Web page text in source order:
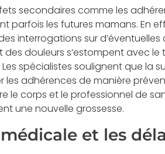
secondaires comme les
parfois les futures mamans. En
interrogations sur
des douleurs s’estompent avec
spécialistes soulignent que la
adhérences de manière
le corps et le professionnel de
une nouvelle grossesse.
et les